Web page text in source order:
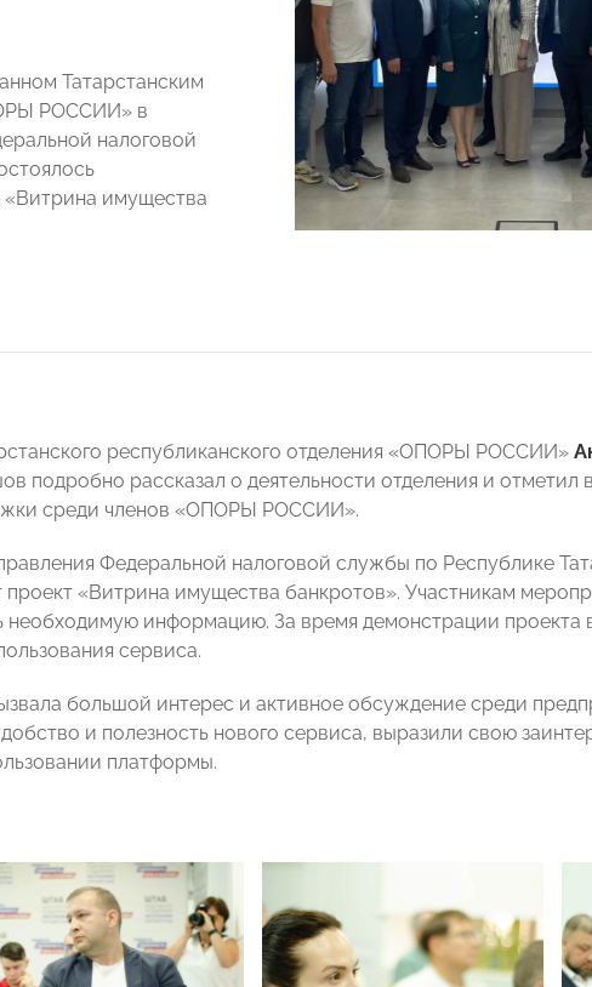
Татарстанским
РОССИИ» в
налоговой
«Витрина имущества
республиканского отделения «ОПОРЫ РОССИИ»
подробно рассказал о деятельности отделения и отметил
среди членов «ОПОРЫ РОССИИ».
Федеральной налоговой службы по Республике
проект «Витрина имущества банкротов». Участникам
необходимую информацию. За время демонстрации проекта
сервиса.
большой интерес и активное обсуждение среди
и полезность нового сервиса, выразили свою
платформы.